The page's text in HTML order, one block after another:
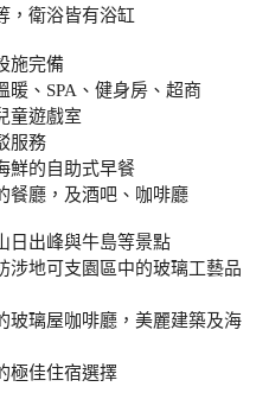
，衛浴皆有浴缸
施完備
、SPA、健身房、超商
童遊戲室
服務
鮮的自助式早餐
餐廳，及酒吧、咖啡廳
日出峰與牛島等景點
涉地可支園區中的玻璃工藝品
玻璃屋咖啡廳，美麗建築及海
極佳住宿選擇